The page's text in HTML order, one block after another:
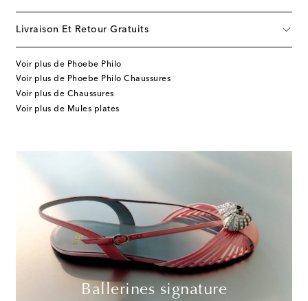
Livraison Et Retour Gratuits
Voir plus de Phoebe Philo
Voir plus de Phoebe Philo Chaussures
Voir plus de Chaussures
Voir plus de Mules plates
Ballerines signature